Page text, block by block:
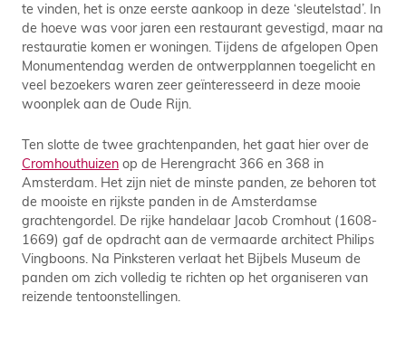
te vinden, het is onze eerste aankoop in deze ‘sleutelstad’. In
de hoeve was voor jaren een restaurant gevestigd, maar na
restauratie komen er woningen. Tijdens de afgelopen Open
Monumentendag werden de ontwerpplannen toegelicht en
veel bezoekers waren zeer geïnteresseerd in deze mooie
woonplek aan de Oude Rijn.
Ten slotte de twee grachtenpanden, het gaat hier over de
Cromhouthuizen op de Herengracht 366 en 368 in
Amsterdam. Het zijn niet de minste panden, ze behoren tot
de mooiste en rijkste panden in de Amsterdamse
grachtengordel. De rijke handelaar Jacob Cromhout (1608-
1669) gaf de opdracht aan de vermaarde architect Philips
Vingboons. Na Pinksteren verlaat het Bijbels Museum de
panden om zich volledig te richten op het organiseren van
reizende tentoonstellingen.